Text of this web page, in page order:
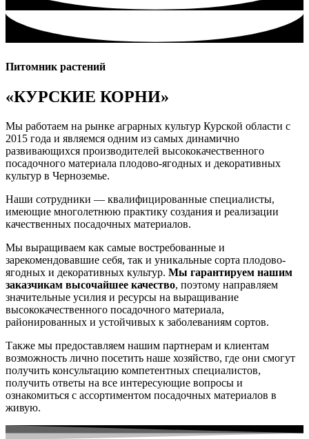
Питомник растений
«КУРСКИЕ КОРНИ»
Мы работаем на рынке аграрных культур Курской области с
2015 года и являемся одним из самых динамично
развивающихся производителей высококачественного
посадочного материала плодово-ягодных и декоративных
культур в Черноземье.
Наши сотрудники — квалифицированные специалисты,
имеющие многолетнюю практику создания и реализации
качественных посадочных материалов.
Мы выращиваем как самые востребованные и
зарекомендовавшие себя, так и уникальные сорта плодово-
ягодных и декоративных культур. Мы гарантируем нашим
заказчикам высочайшее качество, поэтому направляем
значительные усилия и ресурсы на выращивание
высококачественного посадочного материала,
районированных и устойчивых к заболеваниям сортов.
Также мы предоставляем нашим партнерам и клиентам
возможность лично посетить наше хозяйство, где они смогут
получить консультацию компетентных специалистов,
получить ответы на все интересующие вопросы и
ознакомиться с ассортиментом посадочных материалов в
живую.